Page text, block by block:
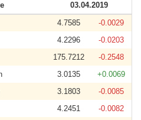
03.04.2019
4.7585
-0.0029
4.2296
-0.0203
175.7212
-0.2548
3.0135
+0.0069
3.1803
-0.0085
4.2451
-0.0082